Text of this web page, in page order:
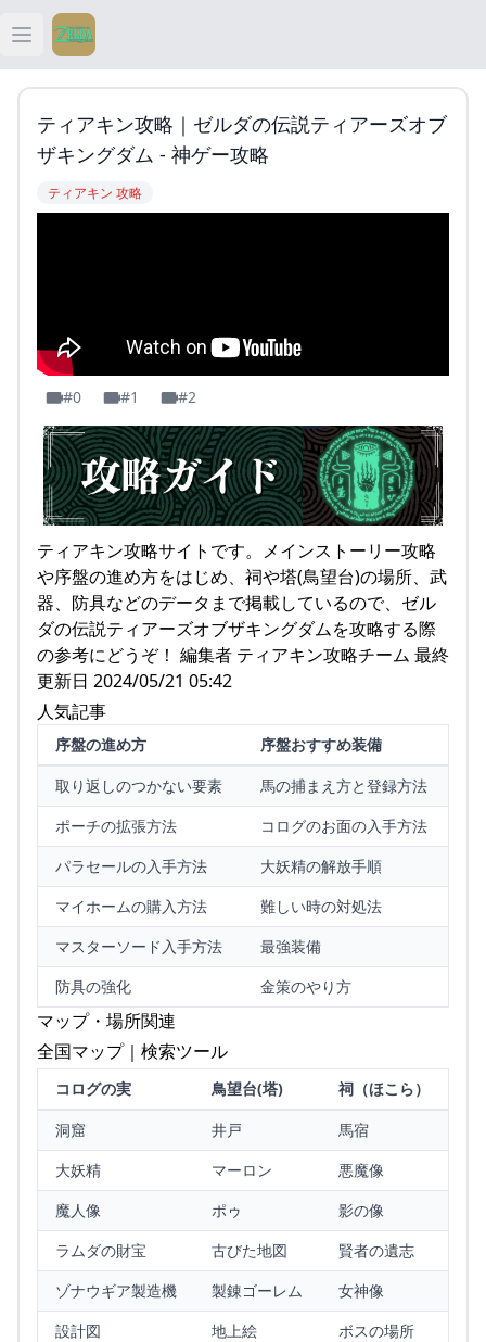
Open main menu
ティアキン
ティアキン 祠
ティアキン攻略｜ゼルダの伝説ティアーズオブ
ザキングダム - 神ゲー攻略
ティアキン 攻略
#0 #1 #2
ティアキン攻略サイトです。メインストーリー攻略
や序盤の進め方をはじめ、祠や塔(鳥望台)の場所、武
器、防具などのデータまで掲載しているので、ゼル
ダの伝説ティアーズオブザキングダムを攻略する際
の参考にどうぞ！ 編集者 ティアキン攻略チーム 最終
更新日 2024/05/21 05:42
人気記事
序盤の進め方
序盤おすすめ装備
取り返しのつかない要素
馬の捕まえ方と登録方法
ポーチの拡張方法
コログのお面の入手方法
パラセールの入手方法
大妖精の解放手順
マイホームの購入方法
難しい時の対処法
マスターソード入手方法
最強装備
防具の強化
金策のやり方
マップ・場所関連
全国マップ｜検索ツール
コログの実 鳥望台(塔)
祠（ほこら）
洞窟
井戸
馬宿
大妖精
マーロン
悪魔像
魔人像
ポゥ
影の像
ラムダの財宝
古びた地図
賢者の遺志
ゾナウギア製造機
製錬ゴーレム
女神像
設計図
地上絵
ボスの場所